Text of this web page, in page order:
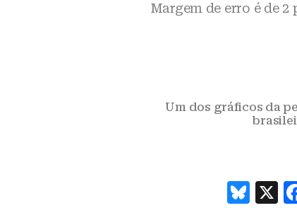
Margem de erro é de
Um dos gráficos da
B
X